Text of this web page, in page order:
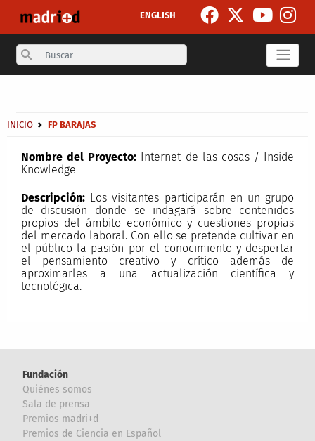
ENGLISH
Search
Sobrescribir enlaces de ayuda a la navegación
INICIO FP BARAJAS
Nombre del Proyecto: Internet de las cosas / Inside
Knowledge
Descripción:Los visitantes participarán en un grupo
de discusión donde se indagará sobre contenidos
propios del ámbito económico y cuestiones propias
del mercado laboral. Con ello se pretende cultivar en
el público la pasión por el conocimiento y despertar
el pensamiento creativo y crítico además de
aproximarles a una actualización científica y
tecnológica.
Fundación
Quiénes somos
Sala de prensa
Premios madri+d
Premios de Ciencia en Español